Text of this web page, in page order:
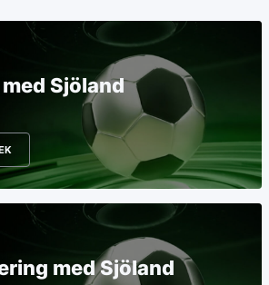
Sjöland
med Sjöland